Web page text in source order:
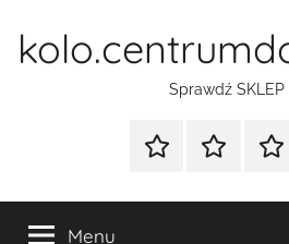
Sprawdź SKLEP
Strona
Menu